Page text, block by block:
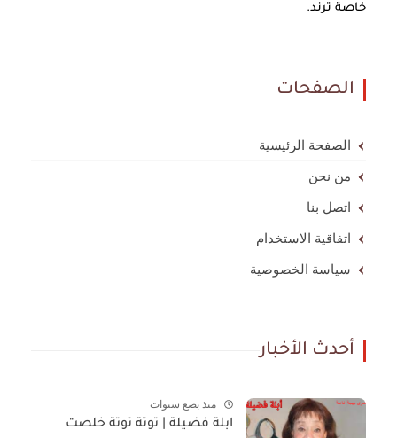
خاصة ترند.
الصفحات
الصفحة الرئيسية
من نحن
اتصل بنا
اتفاقية الاستخدام
سياسة الخصوصية
أحدث الأخبار
منذ بضع سنوات
ابلة فضيلة | توتة توتة خلصت